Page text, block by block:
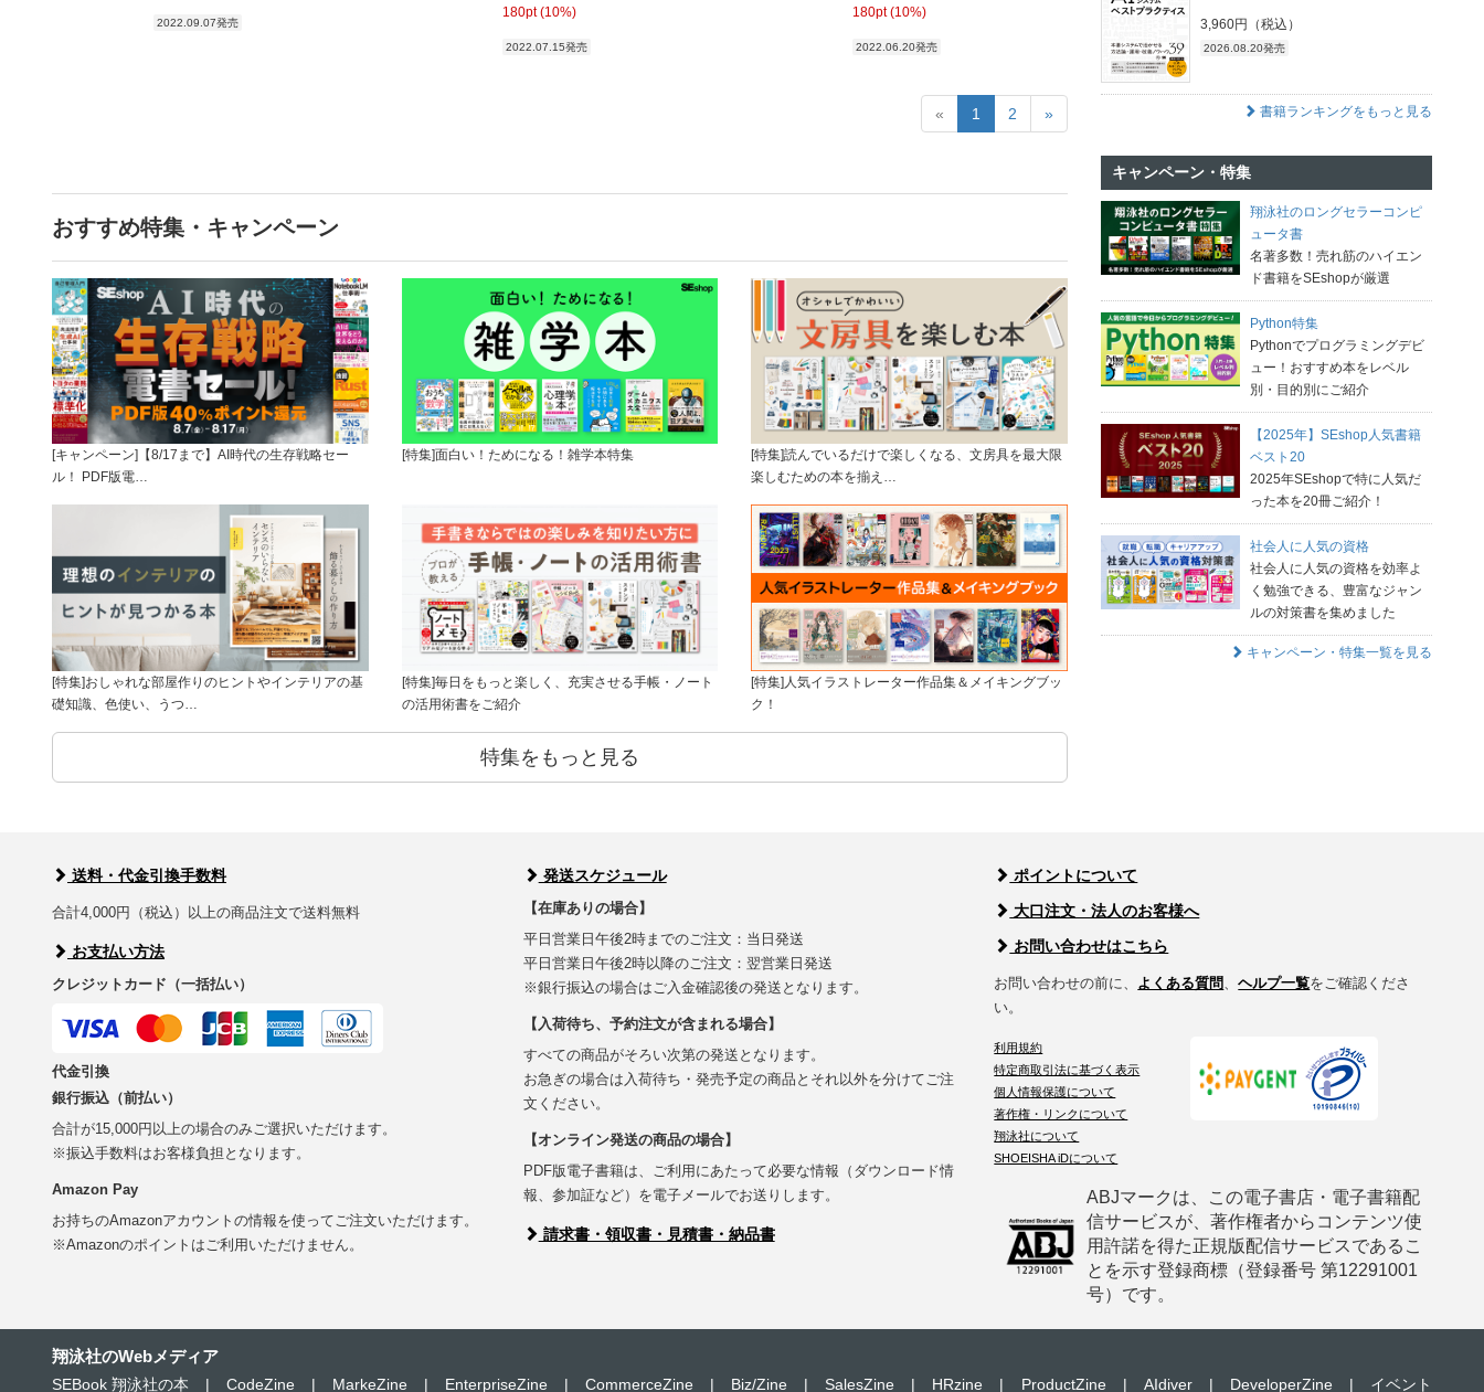
2022.09.07発売
180pt (10%)
2022.07.15発売
180pt (10%)
2022.06.20発売
« 1 2 »
おすすめ特集・キャンペーン
[キャンペーン]【8/17まで】AI時代の生存戦略セー
ル！ PDF版電…
[特集]面白い！ためになる！雑学本特集
[特集]読んでいるだけで楽しくなる、文房具を最大限
楽しむための本を揃え…
[特集]おしゃれな部屋作りのヒントやインテリアの基
礎知識、色使い、うつ…
[特集]毎日をもっと楽しく、充実させる手帳・ノート
の活用術書をご紹介
[特集]人気イラストレーター作品集＆メイキングブッ
ク！
特集をもっと見る
3,960円（税込）
2026.08.20発売
書籍ランキングをもっと見る
キャンペーン・特集
翔泳社のロングセラーコンピ
ュータ書
名著多数！売れ筋のハイエン
ド書籍をSEshopが厳選
Python特集
Pythonでプログラミングデビ
ュー！おすすめ本をレベル
別・目的別にご紹介
【2025年】SEshop人気書籍
ベスト20
2025年SEshopで特に人気だ
った本を20冊ご紹介！
社会人に人気の資格
社会人に人気の資格を効率よ
く勉強できる、豊富なジャン
ルの対策書を集めました
キャンペーン・特集一覧を見る
送料・代金引換手数料
合計4,000円（税込）以上の商品注文で送料無料
お支払い方法
クレジットカード（一括払い）
代金引換
銀行振込（前払い）
合計が15,000円以上の場合のみご選択いただけます。
※振込手数料はお客様負担となります。
Amazon Pay
お持ちのAmazonアカウントの情報を使ってご注文いただけます。
※Amazonのポイントはご利用いただけません。
発送スケジュール
【在庫ありの場合】
平日営業日午後2時までのご注文：当日発送
平日営業日午後2時以降のご注文：翌営業日発送
※銀行振込の場合はご入金確認後の発送となります。
【入荷待ち、予約注文が含まれる場合】
すべての商品がそろい次第の発送となります。
お急ぎの場合は入荷待ち・発売予定の商品とそれ以外を分けてご注
文ください。
【オンライン発送の商品の場合】
PDF版電子書籍は、ご利用にあたって必要な情報（ダウンロード情
報、参加証など）を電子メールでお送りします。
請求書・領収書・見積書・納品書
ポイントについて
大口注文・法人のお客様へ
お問い合わせはこちら
お問い合わせの前に、 よくある質問 、ヘルプ一覧をご確認くださ
い。
利用規約
特定商取引法に基づく表示
個人情報保護について
著作権・リンクについて
翔泳社について
SHOEISHA iDについて
ABJマークは、この電子書店・電子書籍配
信サービスが、著作権者からコンテンツ使
用許諾を得た正規版配信サービスであるこ
とを示す登録商標（登録番号 第12291001
号）です。
翔泳社のWebメディア
SEBook 翔泳社の本 | CodeZine | MarkeZine | EnterpriseZine | CommerceZine | Biz/Zine | SalesZine | HRzine | ProductZine | AIdiver | DeveloperZine | イベント